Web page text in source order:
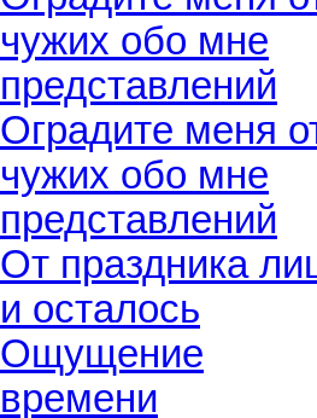
чужих обо мне
представлений
Оградите меня
чужих обо мне
представлений
От праздника
и осталось
Ощущение
времени